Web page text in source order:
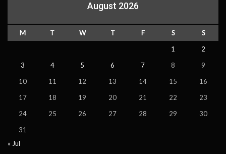
August 2026
M T W T F S
S
1
2
3
4 5 6 7 8
9
10
11 12 13 14 15
16
17
18 19 20 21 22
23
24
25 26 27 28 29
30
31
« Jul